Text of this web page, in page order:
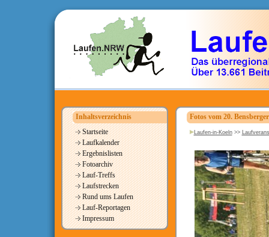
Inhaltsverzeichnis
Startseite
Laufkalender
Ergebnislisten
Fotoarchiv
Lauf-Treffs
Laufstrecken
Rund ums Laufen
Lauf-Reportagen
Impressum
Fotos vom 20.
Laufen-in-Koeln>>